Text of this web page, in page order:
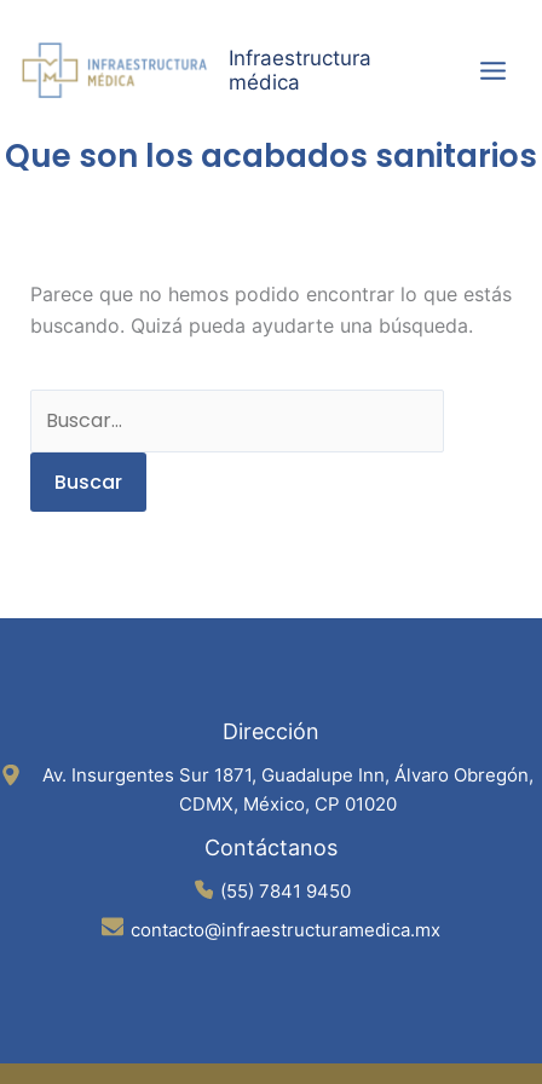
contenido
Infraestructura
médica
Que son los acabados sanitarios
Parece que no hemos podido encontrar lo que estás
buscando. Quizá pueda ayudarte una búsqueda.
Dirección
Av. Insurgentes Sur 1871, Guadalupe Inn, Álvaro Obregón,
CDMX, México, CP 01020
Contáctanos
(55) 7841 9450
contacto@infraestructuramedica.mx